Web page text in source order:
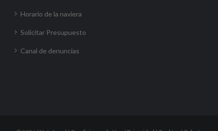
Horario de la naviera
Solicitar Presupuesto
Canal de denuncias